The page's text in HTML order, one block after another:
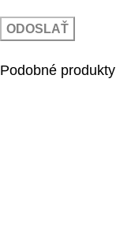
Podobné produkty